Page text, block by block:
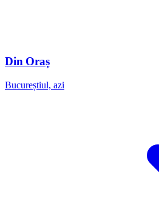
Din Oraș
Bucureștiul, azi